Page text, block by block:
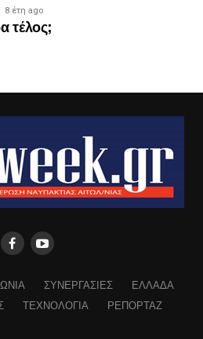
8 έτη ago
τέλος;
ΣΥΝΕΡΓΑΣΙΕΣ
ΕΛΛΑΔΑ
ΤΕΧΝΟΛΟΓΙΑ ΡΕΠΟΡΤΑΖ